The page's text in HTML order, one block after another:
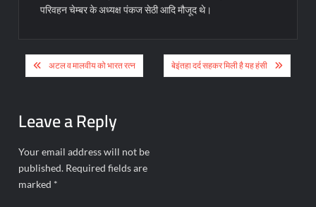
परिवहन चेम्बर के अध्यक्ष पंकज सेठी आदि मौजूद थे।
Post
navigation
अटल व मालवीय को भारत रत्न बेइंतहा दर्द सहकर मिली है यह हंसी
Leave a Reply
Your email address will not be
published. Required fields are
marked *